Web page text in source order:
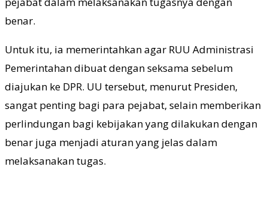
benar.
Untuk itu, ia memerintahkan agar RUU Administrasi
Pemerintahan dibuat dengan seksama sebelum
diajukan ke DPR. UU tersebut, menurut Presiden,
sangat penting bagi para pejabat, selain memberikan
perlindungan bagi kebijakan yang dilakukan dengan
benar juga menjadi aturan yang jelas dalam
melaksanakan tugas.